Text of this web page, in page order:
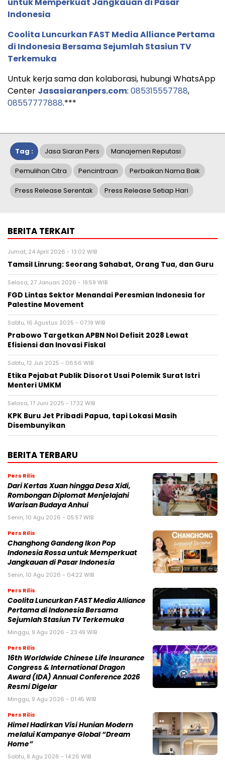
Indonesia
Coolita Luncurkan FAST Media Alliance Pertama
di Indonesia Bersama Sejumlah Stasiun TV
Terkemuka
Untuk kerja sama dan kolaborasi, hubungi WhatsApp
Center Jasasiaranpers.com: 085315557788,
08557777888.***
Tag : Jasa Siaran Pers Manajemen Reputasi
Pemulihan Citra Pencintraan Perbaikan Nama Baik
Press Release Serentak Press Release Setiap Hari
BERITA TERKAIT
Jumat, 24 April 2026 - 13:02 WIB
Tamsil Linrung: Seorang Sahabat, Orang Tua, dan Guru
Selasa, 27 Januari 2026 - 19:59 WIB
FGD Lintas Sektor Menandai Peresmian Indonesia for
Palestine Movement
Sabtu, 16 Agustus 2025 - 07:19 WIB
Prabowo Targetkan APBN Nol Defisit 2028 Lewat
Efisiensi dan Inovasi Fiskal
Sabtu, 12 Juli 2025 - 06:56 WIB
Etika Pejabat Publik Disorot Usai Polemik Surat Istri
Menteri UMKM
Selasa, 17 Juni 2025 - 17:32 WIB
KPK Buru Jet Pribadi Papua, tapi Lokasi Masih
Disembunyikan
BERITA TERBARU
Pers Rilis
Dari Kertas Xuan hingga Desa Xidi,
Rombongan Diplomat Menjelajahi
Warisan Budaya Anhui
Senin, 10 Agu 2026 - 05:57 WIB
Pers Rilis
Changhong Gandeng Ikon Pop
Indonesia Rossa untuk Memperkuat
Jangkauan di Pasar Indonesia
Senin, 10 Agu 2026 - 04:22 WIB
Pers Rilis
Coolita Luncurkan FAST Media Alliance
Pertama di Indonesia Bersama
Sejumlah Stasiun TV Terkemuka
Minggu, 9 Agu 2026 - 23:49 WIB
Pers Rilis
16th Worldwide Chinese Life Insurance
Congress & International Dragon
Award (IDA) Annual Conference 2026
Resmi Digelar
Minggu, 9 Agu 2026 - 01:45 WIB
Pers Rilis
Himel Hadirkan Visi Hunian Modern
melalui Kampanye Global “Dream
Home”
Sabtu, 8 Agu 2026 - 14:26 WIB